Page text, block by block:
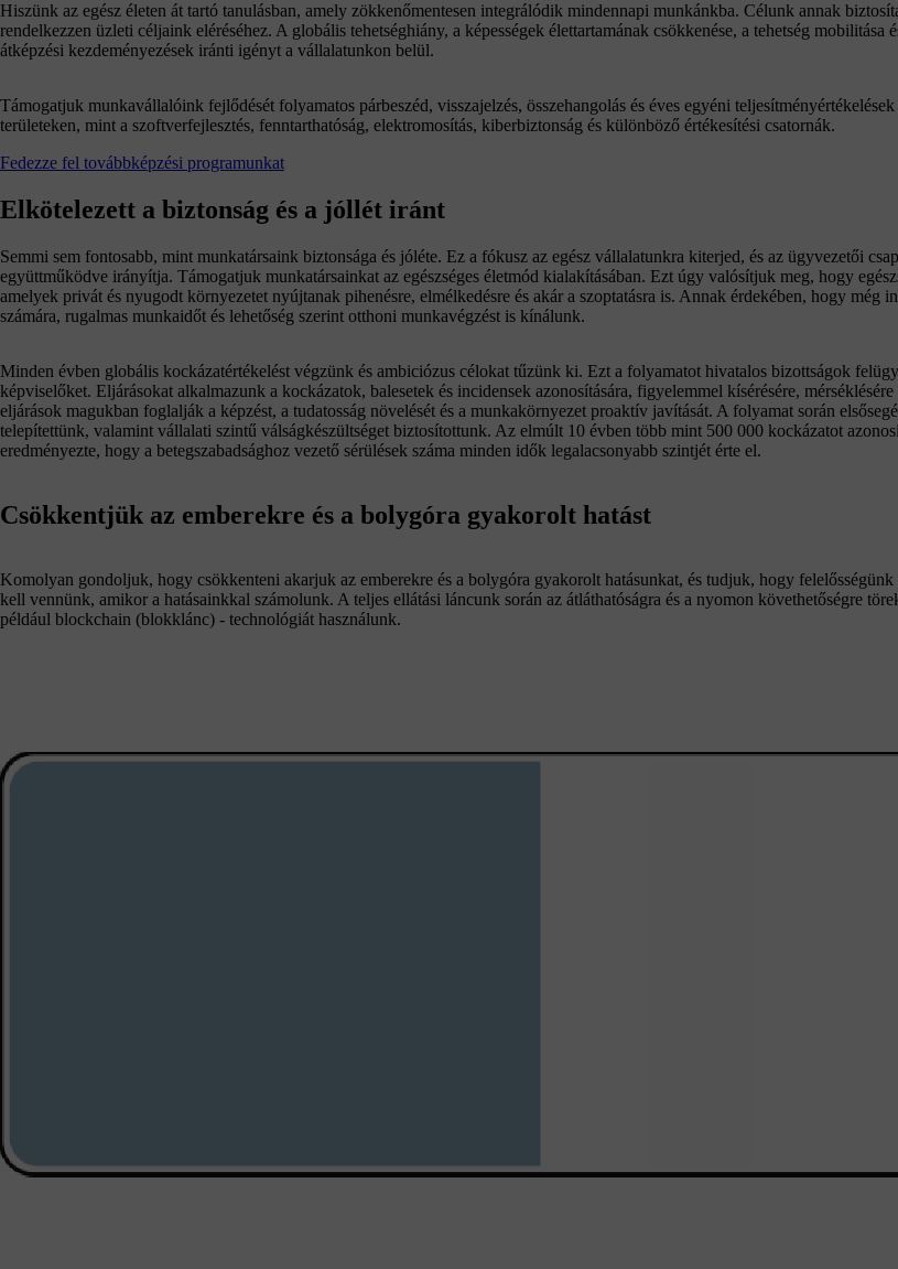
Hiszünk az egész életen át tartó tanulásban, amely zökkenőmentesen integrálódik mindennapi munkánkba. Célunk annak
rendelkezzen üzleti céljaink eléréséhez. A globális tehetséghiány, a képességek élettartamának csökkenése, a tehetség
átképzési kezdeményezések iránti igényt a vállalatunkon belül.
Támogatjuk munkavállalóink fejlődését folyamatos párbeszéd, visszajelzés, összehangolás és éves egyéni
területeken, mint a szoftverfejlesztés, fenntarthatóság, elektromosítás, kiberbiztonság és különböző értékesítési csatornák.
Fedezze fel továbbképzési programunkat
Elkötelezett a biztonság és a jóllét iránt
Semmi sem fontosabb, mint munkatársaink biztonsága és jóléte. Ez a fókusz az egész vállalatunkra kiterjed, és az ügyvezetői
együttműködve irányítja. Támogatjuk munkatársainkat az egészséges életmód kialakításában. Ezt úgy valósítjuk meg, hogy
amelyek privát és nyugodt környezetet nyújtanak pihenésre, elmélkedésre és akár a szoptatásra is. Annak érdekében, hogy még
számára, rugalmas munkaidőt és lehetőség szerint otthoni munkavégzést is kínálunk.
Minden évben globális kockázatértékelést végzünk és ambiciózus célokat tűzünk ki. Ezt a folyamatot hivatalos bizottságok
képviselőket. Eljárásokat alkalmazunk a kockázatok, balesetek és incidensek azonosítására, figyelemmel kísérésére,
eljárások magukban foglalják a képzést, a tudatosság növelését és a munkakörnyezet proaktív javítását. A folyamat során
telepítettünk, valamint vállalati szintű válságkészültséget biztosítottunk. Az elmúlt 10 évben több mint 500 000 kockázatot
eredményezte, hogy a betegszabadsághoz vezető sérülések száma minden idők legalacsonyabb szintjét érte el.
Csökkentjük az emberekre és a bolygóra gyakorolt hatást
Komolyan gondoljuk, hogy csökkenteni akarjuk az emberekre és a bolygóra gyakorolt hatásunkat, és tudjuk, hogy
kell vennünk, amikor a hatásainkkal számolunk. A teljes ellátási láncunk során az átláthatóságra és a nyomon követhetőségre
például blockchain (blokklánc) - technológiát használunk.